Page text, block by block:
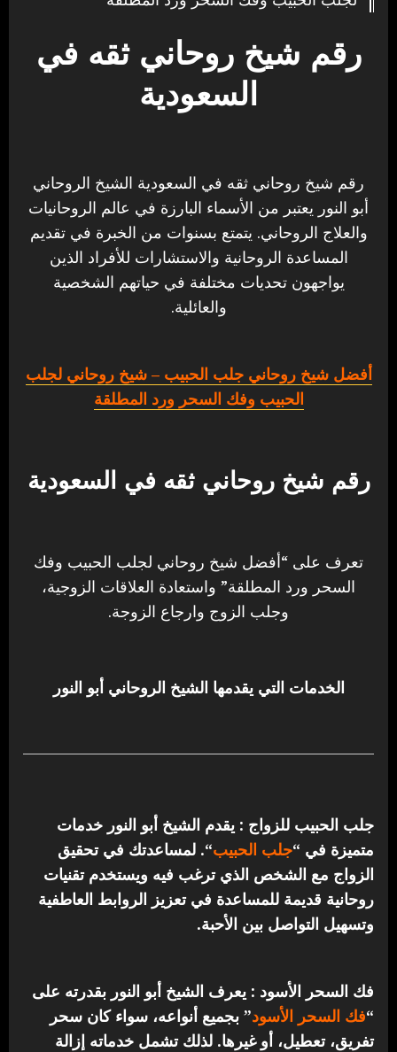
رقم شيخ روحاني ثقه في
السعودية
رقم شيخ روحاني ثقه في السعودية الشيخ الروحاني
أبو النور يعتبر من الأسماء البارزة في عالم الروحانيات
والعلاج الروحاني. يتمتع بسنوات من الخبرة في تقديم
المساعدة الروحانية والاستشارات للأفراد الذين
يواجهون تحديات مختلفة في حياتهم الشخصية
والعائلية.
أفضل شيخ روحاني جلب الحبيب – شيخ روحاني لجلب
الحبيب وفك السحر ورد المطلقة
رقم شيخ روحاني ثقه في السعودية
تعرف على “أفضل شيخ روحاني لجلب الحبيب وفك
السحر ورد المطلقة” واستعادة العلاقات الزوجية،
وجلب الزوج وارجاع الزوجة.
الخدمات التي يقدمها الشيخ الروحاني أبو النور
جلب الحبيب للزواج : يقدم الشيخ أبو النور خدمات
متميزة في “جلب الحبيب“. لمساعدتك في تحقيق
الزواج مع الشخص الذي ترغب فيه ويستخدم تقنيات
روحانية قديمة للمساعدة في تعزيز الروابط العاطفية
وتسهيل التواصل بين الأحبة.
فك السحر الأسود : يعرف الشيخ أبو النور بقدرته على
“فك السحر الأسود” بجميع أنواعه، سواء كان سحر
تفريق، تعطيل، أو غيرها. لذلك تشمل خدماته إزالة